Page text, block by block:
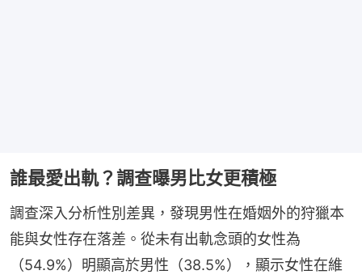
誰最愛出軌？調查曝男比女更積極
調查深入分析性別差異，發現男性在婚姻外的狩獵本
能與女性存在落差。從未有出軌念頭的女性為
（54.9%）明顯高於男性（38.5%），顯示女性在維